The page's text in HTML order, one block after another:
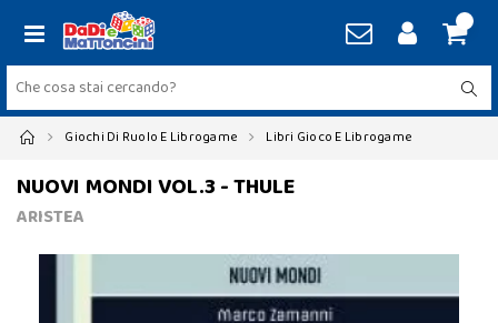
Giochi Di Ruolo E Librogame Libri Gioco E Librogame
NUOVI MONDI VOL.3 - THULE
ARISTEA